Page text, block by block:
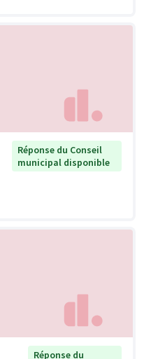
Réponse du Conseil
municipal disponible
Réponse du